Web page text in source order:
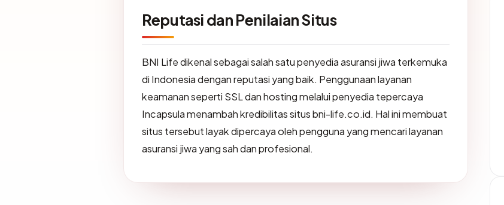
Reputasi dan Penilaian Situs
BNI Life dikenal sebagai salah satu penyedia asuransi jiwa terkemuka
di Indonesia dengan reputasi yang baik. Penggunaan layanan
keamanan seperti SSL dan hosting melalui penyedia tepercaya
Incapsula menambah kredibilitas situs bni-life.co.id. Hal ini membuat
situs tersebut layak dipercaya oleh pengguna yang mencari layanan
asuransi jiwa yang sah dan profesional.